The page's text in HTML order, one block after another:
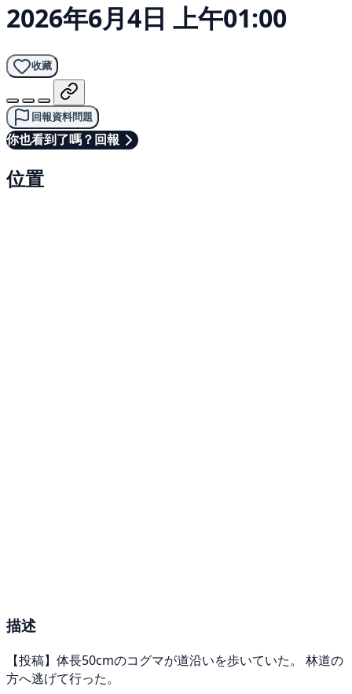
2026年6月4日 上午01:00
收藏
回報資料問題
你也看到了嗎？回報
位置
描述
【投稿】体長50cmのコグマが道沿いを歩いていた。 林道の
方へ逃げて行った。